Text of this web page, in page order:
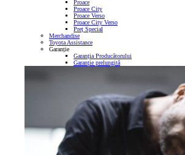
Proace
Proace City
Proace Verso
Proace City Verso
Preț Special
Merchandise
Toyota Assistance
Garanție
Garanția Producătorului
Garanție prelungită